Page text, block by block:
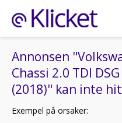
Annonsen
Chassi 2.0 TDI
(2018)" kan inte
Exempel på orsaker: